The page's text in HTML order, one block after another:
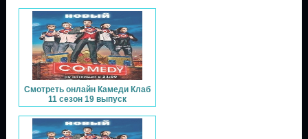
Смотреть онлайн Камеди Клаб
11 сезон 19 выпуск